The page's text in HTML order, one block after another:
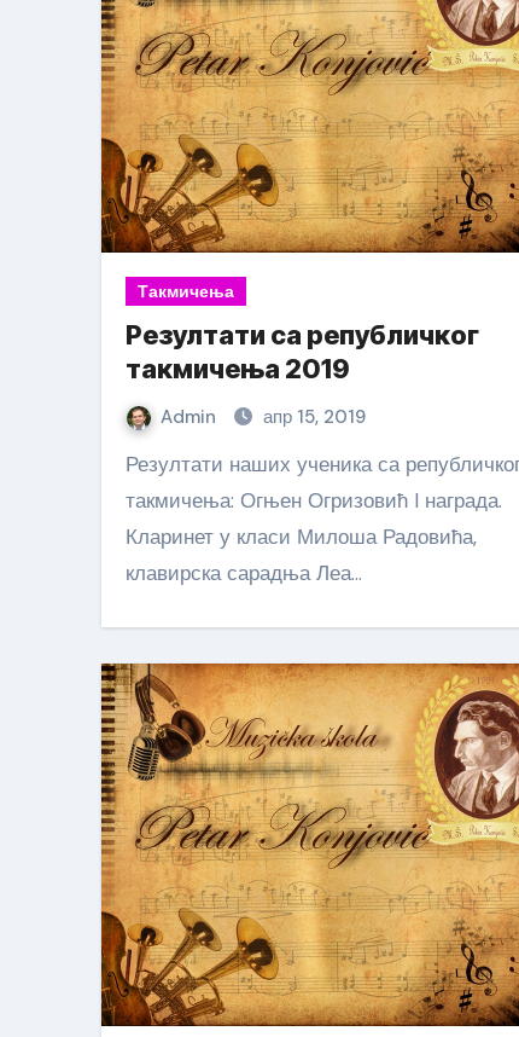
Такмичења
Резултати са републичког
такмичења 2019
Admin апр 15, 2019
Резултати наших ученика са републичког
такмичења: Огњен Огризовић I награда.
Кларинет у класи Милоша Радовића,
клавирска сарадња Леа…